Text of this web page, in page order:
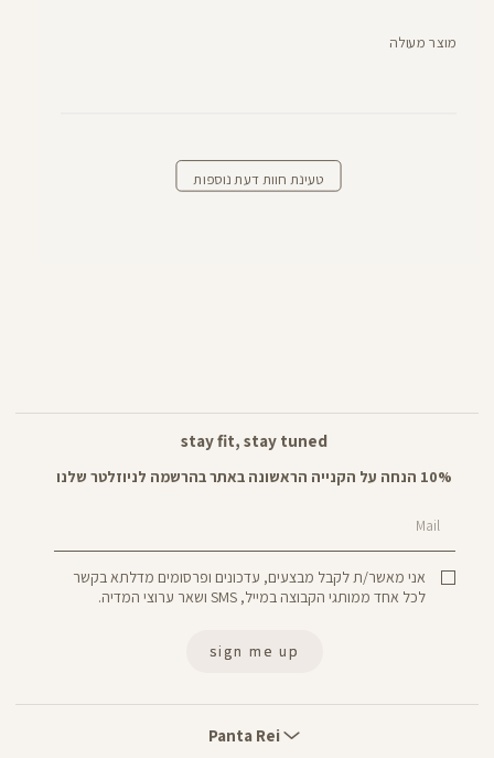
מוצר מעולה
טעינת חוות דעת נוספות
Rei
Panta Rei
stay fit, stay tuned
10% הנחה על הקנייה הראשונה באתר בהרשמה לניוזלטר שלנו
Mail
אני מאשר/ת לקבל מבצעים, עדכונים ופרסומים מדלתא בקשר
לכל אחד ממותגי הקבוצה במייל, SMS ושאר ערוצי המדיה.
sign me up